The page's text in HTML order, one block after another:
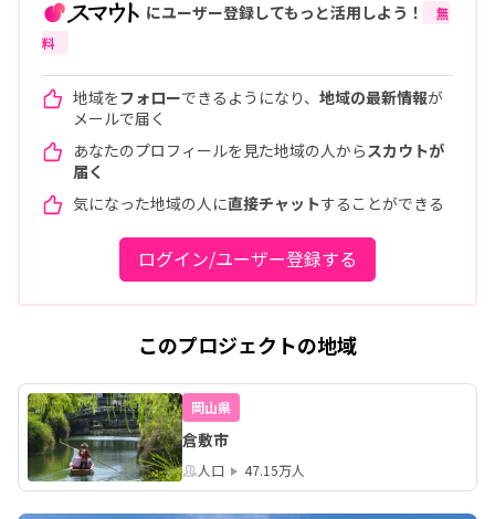
にユーザー登録してもっと活用しよう！
無
料
地域をフォローできるようになり、 地域の最新情報が
メールで届く
あなたのプロフィールを見た地域の人から スカウトが
届く
気になった地域の人に直接チャットすることができる
ログイン/ユーザー登録する
このプロジェクトの地域
岡山県
倉敷市
人口 47.15万人